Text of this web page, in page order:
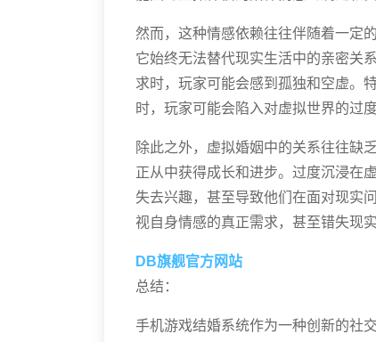
然而，这种情感依赖往往伴随着一定
它始终无法替代现实生活中的亲密关
求时，玩家可能会感到孤独和空虚。
时，玩家可能会陷入对虚拟世界的过
除此之外，虚拟婚姻中的关系往往缺
正从中获得成长和进步。过度沉浸在
失去兴趣，甚至导致他们在面对现实
视自身情感的真正需求，甚至错失现
DB旗舰官方网站
总结：
手机游戏结婚系统作为一种创新的社